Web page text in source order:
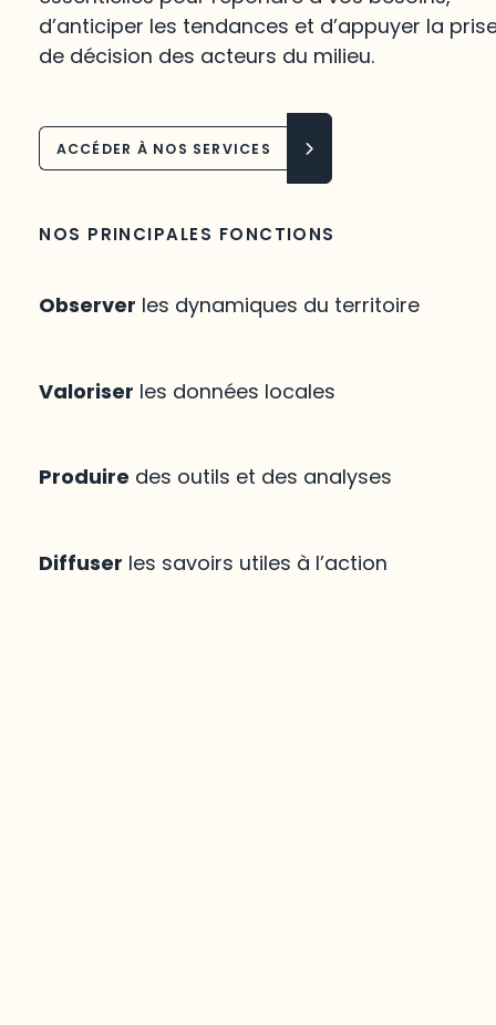
d’anticiper les tendances et d’appuyer la
de décision des acteurs du milieu.
ACCÉDER À NOS SERVICES
NOS PRINCIPALES FONCTIONS
Observer les dynamiques du territoire
Valoriser les données locales
Produire des outils et des analyses
Diffuser les savoirs utiles à l’action